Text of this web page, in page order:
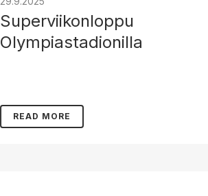
Superviikonloppu
Olympiastadionilla
READ MORE